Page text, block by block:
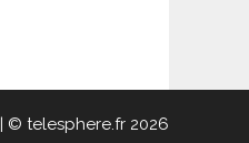
| © telesphere.fr 2026